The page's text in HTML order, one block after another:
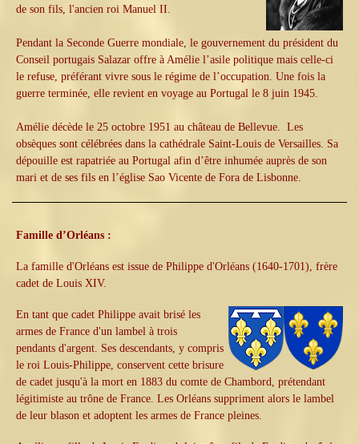
de son fils, l'ancien roi Manuel II.
Pendant la Seconde Guerre mondiale, le gouvernement du président du
Conseil portugais Salazar offre à Amélie l’asile politique mais celle-ci
le refuse, préférant vivre sous le régime de l’occupation. Une fois la
guerre terminée, elle revient en voyage au Portugal le 8 juin 1945.
Amélie décède le 25 octobre 1951 au château de Bellevue. Les
obsèques sont célébrées dans la cathédrale Saint-Louis de Versailles. Sa
dépouille est rapatriée au Portugal afin d’être inhumée auprès de son
mari et de ses fils en l’église Sao Vicente de Fora de Lisbonne.
Famille d’Orléans :
La famille d'Orléans est issue de Philippe d'Orléans (1640-1701), frère
cadet de Louis XIV.
En tant que cadet Philippe avait brisé les
armes de France d'un lambel à trois
pendants d'argent. Ses descendants, y compris
le roi Louis-Philippe, conservent cette brisure
de cadet jusqu'à la mort en 1883 du comte de Chambord, prétendant
légitimiste au trône de France. Les Orléans suppriment alors le lambel
de leur blason et adoptent les armes de France pleines.